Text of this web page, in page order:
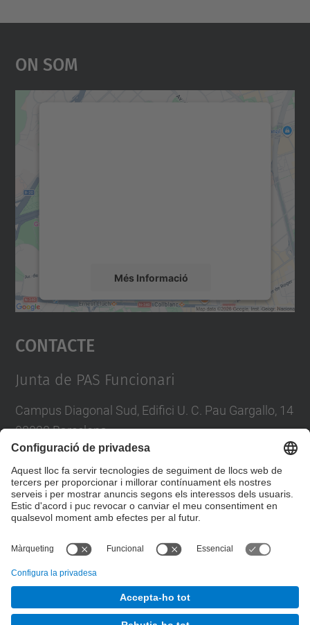
On Som
Més Informació
Accepta
powered by
Contacte
Junta de PAS Funcionari
Campus Diagonal Sud, Edifici U. C. Pau Gargallo, 14
08028 Barcelona
E-mail :junta.pasf@upc.edu
Formulari de contacte
Junta PAS Funcionari